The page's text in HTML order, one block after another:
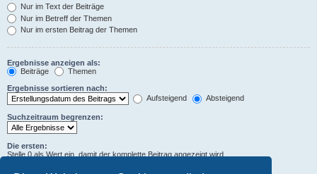
Nur im Text der Beiträge
Nur im Betreff der Themen
Nur im ersten Beitrag der Themen
Ergebnisse anzeigen als:
Beiträge
Themen
Ergebnisse sortieren nach:
Aufsteigend
Absteigend
Suchzeitraum begrenzen:
Die ersten:
Stelle 0 als Wert ein, damit der komplette Beitrag angezeigt wird.